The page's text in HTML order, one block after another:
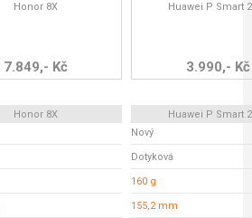
Honor 8X
7.849,- Kč
Huawei P Smart
3.990,- Kč
Honor 8X
Huawei P Smart
Nový
Dotyková
160 g
155,2 mm